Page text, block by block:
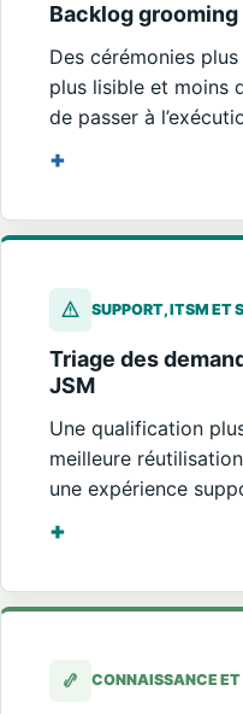
Backlog
Des cérémonies
plus lisible et moins
de passer à
SUPPORT, ITSM ET
Triage des
JSM
Une qualification
meilleure
une expérience
CONNAISSANCE